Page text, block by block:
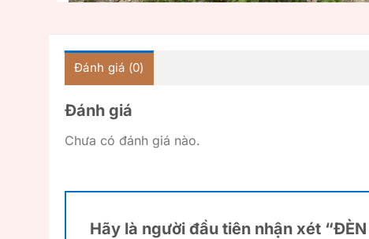
Đánh giá (0)
Đánh giá
Chưa có đánh giá nào.
Hãy là người đầu tiên nhận xét